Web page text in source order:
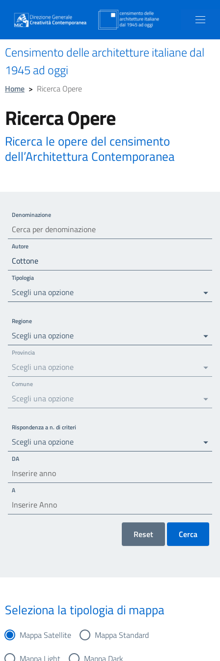
Censimento delle architetture italiane dal
1945 ad oggi
Home > Ricerca Opere
Ricerca Opere
Ricerca le opere del censimento
dell’Architettura Contemporanea
Denominazione
Autore
Tipologia
Scegli una opzione
Regione
Scegli una opzione
Provincia
Scegli una opzione
Comune
Scegli una opzione
Rispondenza a n. di criteri
Scegli una opzione
DA
A
Reset Cerca
Seleziona la tipologia di mappa
Mappa Satellite
Mappa Standard
Mappa Light
Mappa Dark